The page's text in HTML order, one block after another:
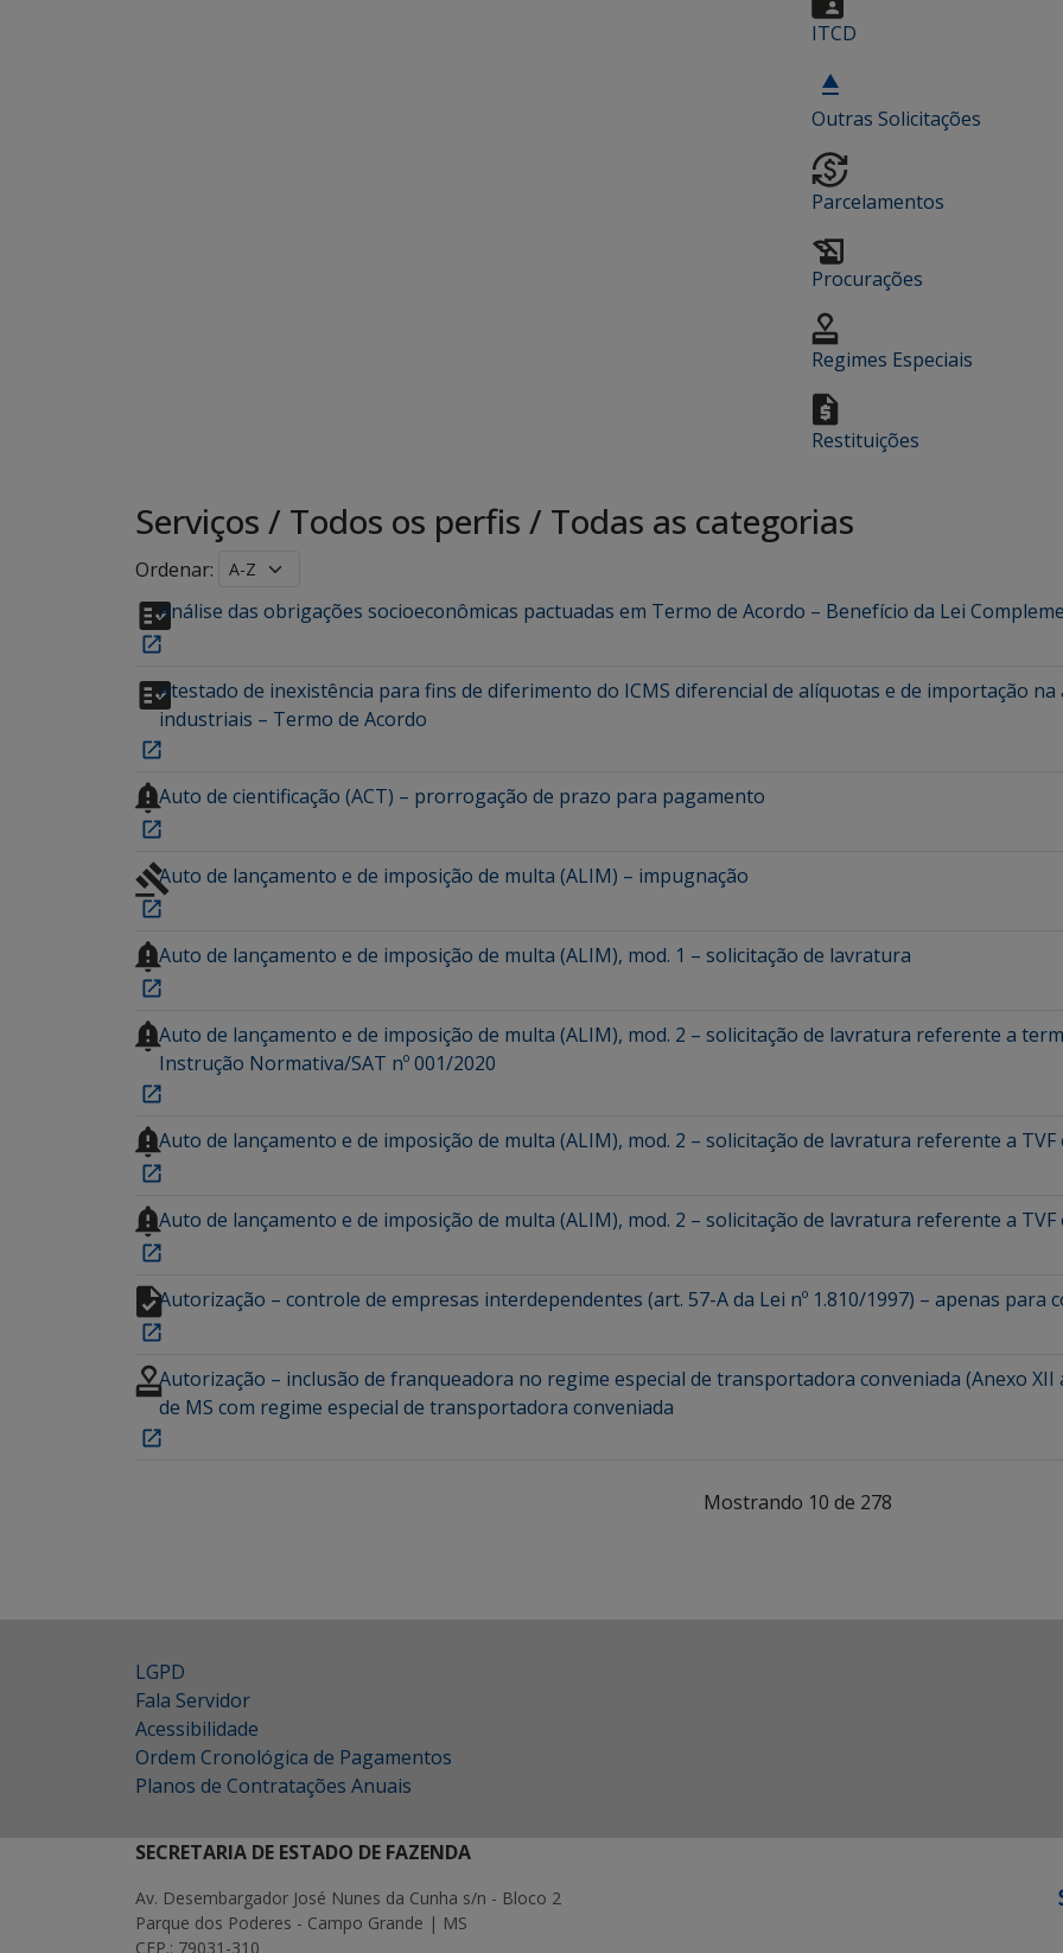
ITCD
Outras Solicitações
Parcelamentos
Procurações
Regimes Especiais
Restituições
Serviços / Todos os perfis / Todas as categorias
Ordenar:
Análise das obrigações socioeconômicas pactuadas em Termo de Acordo – Benefício da Lei
Atestado de inexistência para fins de diferimento do ICMS diferencial de alíquotas e de importação
industriais – Termo de Acordo
Auto de cientificação (ACT) – prorrogação de prazo para pagamento
Auto de lançamento e de imposição de multa (ALIM) – impugnação
Auto de lançamento e de imposição de multa (ALIM), mod. 1 – solicitação de lavratura
Auto de lançamento e de imposição de multa (ALIM), mod. 2 – solicitação de lavratura referente a
Instrução Normativa/SAT nº 001/2020
Auto de lançamento e de imposição de multa (ALIM), mod. 2 – solicitação de lavratura referente a
Auto de lançamento e de imposição de multa (ALIM), mod. 2 – solicitação de lavratura referente a
Autorização – controle de empresas interdependentes (art. 57-A da Lei nº 1.810/1997) – apenas
Autorização – inclusão de franqueadora no regime especial de transportadora conveniada (Anexo
de MS com regime especial de transportadora conveniada
Mostrando 10 de 278
LGPD
Fala Servidor
Acessibilidade
Ordem Cronológica de Pagamentos
Planos de Contratações Anuais
SECRETARIA DE ESTADO DE FAZENDA
Av. Desembargador José Nunes da Cunha s/n - Bloco 2
Parque dos Poderes - Campo Grande | MS
CEP.: 79031-310